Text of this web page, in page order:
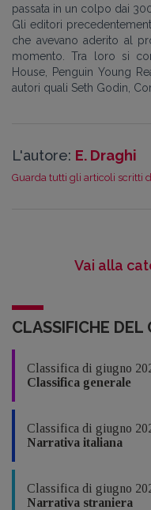
passata in un colpo dai
Gli editori
che avevano aderito al
momento. Tra loro si
House, Penguin Young
autori quali Seth Godin,
L'autore: E. Draghi
Guarda tutti gli articoli scritti
Vai alla
CLASSIFICHE DEL
Classifica di giugno
Classifica generale
Classifica di giugno
Narrativa italiana
Classifica di giugno
Narrativa straniera